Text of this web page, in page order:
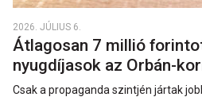
2026. JÚLIUS 6.
Átlagosan 7 millió
nyugdíjasok az Orbán-
Csak a propaganda szintjén jártak